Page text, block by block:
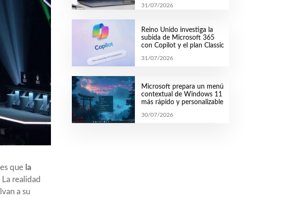
que la
realidad
a su
31/07/2026
Reino Unido investiga la
subida de Microsoft 365
con Copilot y el plan Classic
31/07/2026
Microsoft prepara un menú
contextual de Windows 11
más rápido y personalizable
30/07/2026